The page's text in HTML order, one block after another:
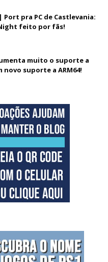
pra PC de Castlevania:
feito por fãs!
muito o suporte a
novo suporte a ARM64!